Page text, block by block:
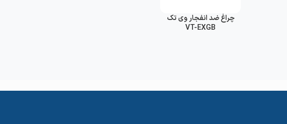
چراغ ضد انفجار وی تک
VT-EXGB